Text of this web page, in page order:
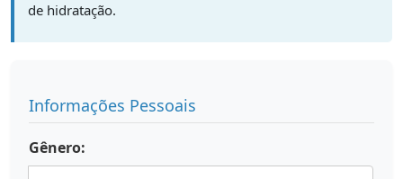
de hidratação.
Informações Pessoais
Gênero: